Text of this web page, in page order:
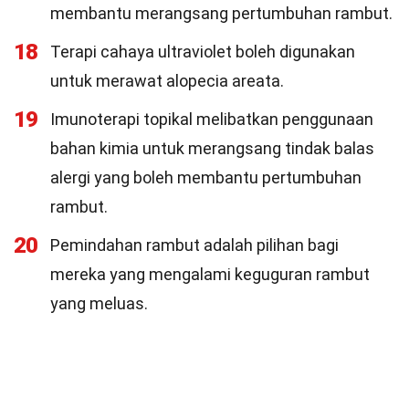
membantu merangsang pertumbuhan rambut.
18
Terapi cahaya ultraviolet boleh digunakan
untuk merawat alopecia areata.
19
Imunoterapi topikal melibatkan penggunaan
bahan kimia untuk merangsang tindak balas
alergi yang boleh membantu pertumbuhan
rambut.
20
Pemindahan rambut adalah pilihan bagi
mereka yang mengalami keguguran rambut
yang meluas.